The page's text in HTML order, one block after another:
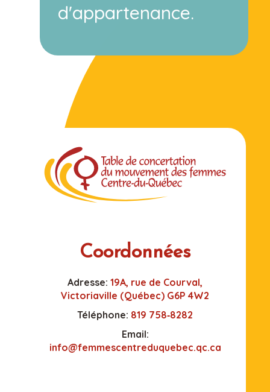
d'appartenance.
Coordonnées
Adresse: 19A, rue de Courval,
Victoriaville (Québec) G6P 4W2
Téléphone: 819 758‑8282
Email:
info@femmescentreduquebec.qc.ca